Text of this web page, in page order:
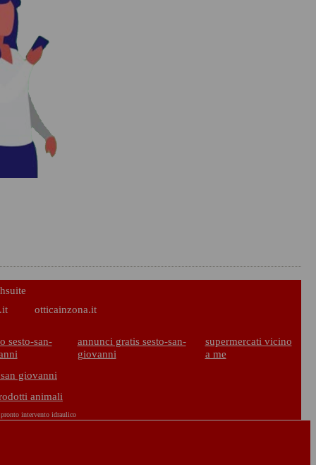
otticainzona.it
sesto-san-
annunci gratis sesto-san-
giovanni
supermercati vicino
a me
giovanni
animali
pronto intervento idraulico